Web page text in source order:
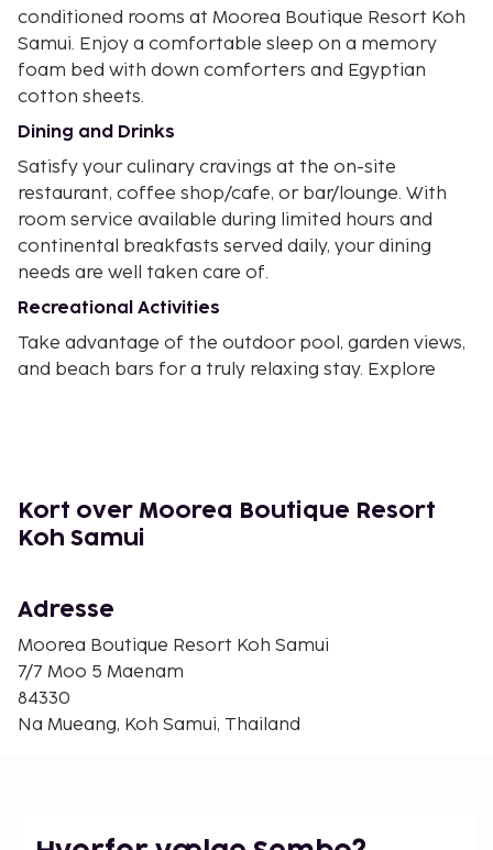
conditioned rooms at Moorea Boutique Resort Koh
Samui. Enjoy a comfortable sleep on a memory
foam bed with down comforters and Egyptian
cotton sheets.
Dining and Drinks
Satisfy your culinary cravings at the on-site
restaurant, coffee shop/cafe, or bar/lounge. With
room service available during limited hours and
continental breakfasts served daily, your dining
needs are well taken care of.
Recreational Activities
Take advantage of the outdoor pool, garden views,
and beach bars for a truly relaxing stay. Explore
Boutique Resort Koh Samui.
Near Secret Buddha Garden
Kort over Moorea Boutique Resort
Koh Samui
Adresse
Moorea Boutique Resort Koh Samui
7/7 Moo 5 Maenam
84330
Na Mueang, Koh Samui, Thailand